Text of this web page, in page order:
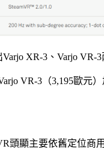
XR-3、Varjo VR-
VR-3（3,195歐
頭顯主要依舊定位商